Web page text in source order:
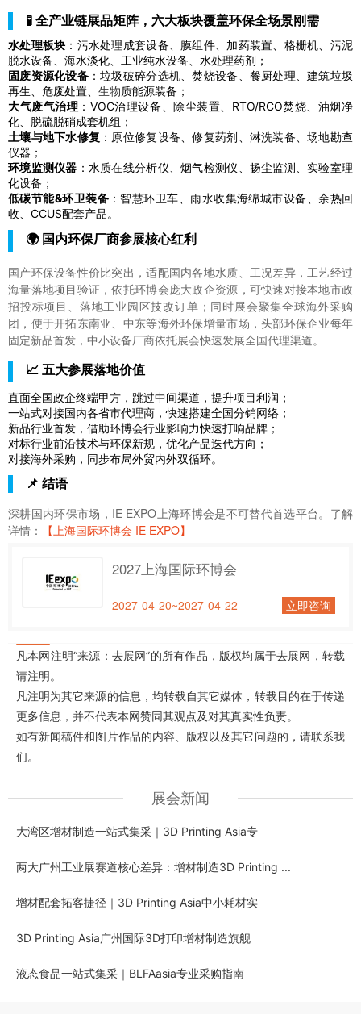
🧪 全产业链展品矩阵，六大板块覆盖环保全场景刚需
水处理板块 ：污水处理成套设备、膜组件、加药装置、格栅机、污泥
脱水设备、海水淡化、工业纯水设备、水处理药剂；
固废资源化设备：垃圾破碎分选机、焚烧设备、餐厨处理、建筑垃圾
再生、危废处置、 生物质能源装备；
大气废气治理 ：VOC治理设备、除尘装置、RTO/RCO焚烧、油烟净
化、脱硫脱硝成套机组；
土壤与地下水修复 ：原位修复设备、修复药剂、淋洗装备、场地勘查
仪器；
环境监测仪器 ：水质在线分析仪、烟气检测仪、扬尘监测、实验室理
化设备；
低碳节能&环卫装备 ：智慧环卫车、雨水收集海绵城市设备、余热回
收、CCUS配套产品。
🌍 国内环保厂商参展核心红利
国产环保设备性价比突出，适配国内各地水质、工况差异，工艺经过
海量落地项目验证，依托环博会庞大政企资源，可快速对接本地市政
招投标项目、落地工业园区技改订单；同时展会聚集全球海外采购
团，便于开拓东南亚、中东等海外环保增量市场，头部环保企业每年
固定新品首发，中小设备厂商依托展会快速发展全国代理渠道。
📈 五大参展落地价值
直面全国政企终端甲方，跳过中间渠道，提升项目利润；
一站式对接国内各省市代理商，快速搭建全国分销网络；
新品行业首发，借助环博会行业影响力快速打响品牌；
对标行业前沿技术与环保新规，优化产品迭代方向；
对接海外采购，同步布局外贸内外双循环。
📌 结语
深耕国内环保市场，IE EXPO上海环博会是不可替代首选平台。了解
详情：
【上海国际环博会 IE EXPO】
2027上海国际环博会
2027-04-20~2027-04-22 立即咨询
凡本网注明“来源：去展网”的所有作品，版权均属于去展网，转载
请注明。
凡注明为其它来源的信息，均转载自其它媒体，转载目的在于传递
更多信息，并不代表本网赞同其观点及对其真实性负责。
如有新闻稿件和图片作品的内容、版权以及其它问题的，请联系我
们。
展会新闻
大湾区增材制造一站式集采｜3D Printing Asia专
两大广州工业展赛道核心差异：增材制造3D Printing ...
增材配套拓客捷径｜3D Printing Asia中小耗材实
3D Printing Asia广州国际3D打印增材制造旗舰
液态食品一站式集采｜BLFAasia专业采购指南